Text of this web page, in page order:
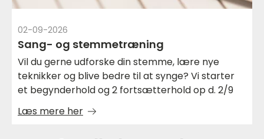
02-09-2026
Sang- og stemmetræning
Vil du gerne udforske din stemme, lære nye
teknikker og blive bedre til at synge? Vi starter
et begynderhold og 2 fortsætterhold op d. 2/9
Læs mere her